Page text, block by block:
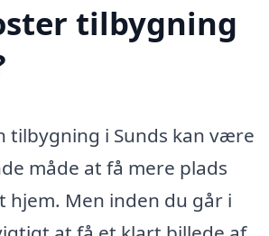
tilbygning
tilbygning i Sunds kan være
måde at få mere plads
Men inden du går i